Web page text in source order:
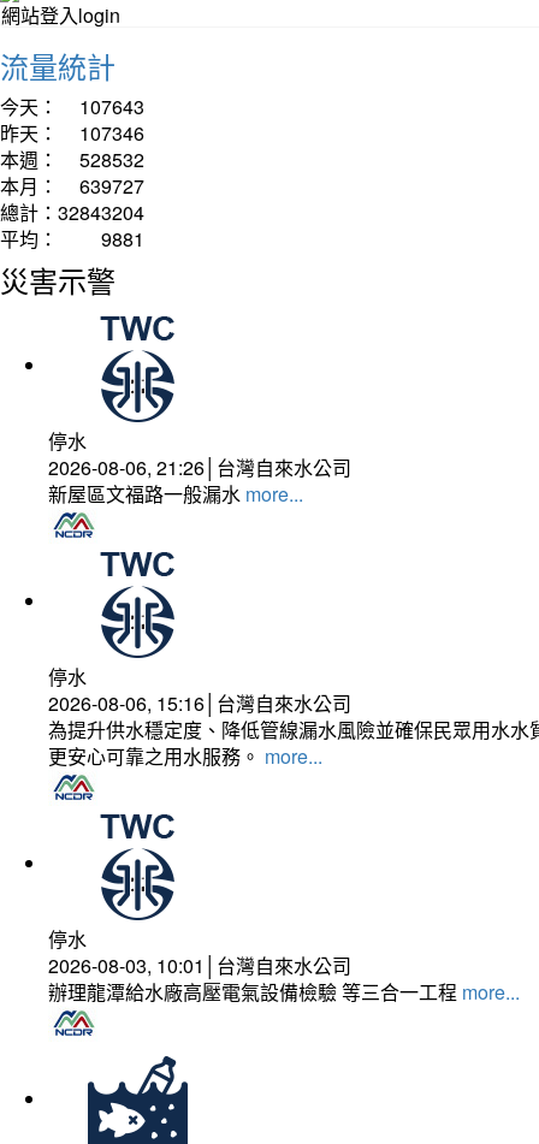
網站登入login
流量統計
今天：
107643
昨天：
107346
本週：
528532
本月：
639727
總計： 32843204
平均：
9881
災害示警
停水
2026-08-06, 21:26│台灣自來水公司
新屋區文福路一般漏水 more...
停水
2026-08-06, 15:16│台灣自來水公司
為提升供水穩定度、降低管線漏水風險並確保民眾用水
更安心可靠之用水服務。 more...
停水
2026-08-03, 10:01│台灣自來水公司
辦理龍潭給水廠高壓電氣設備檢驗 等三合一工程 more...